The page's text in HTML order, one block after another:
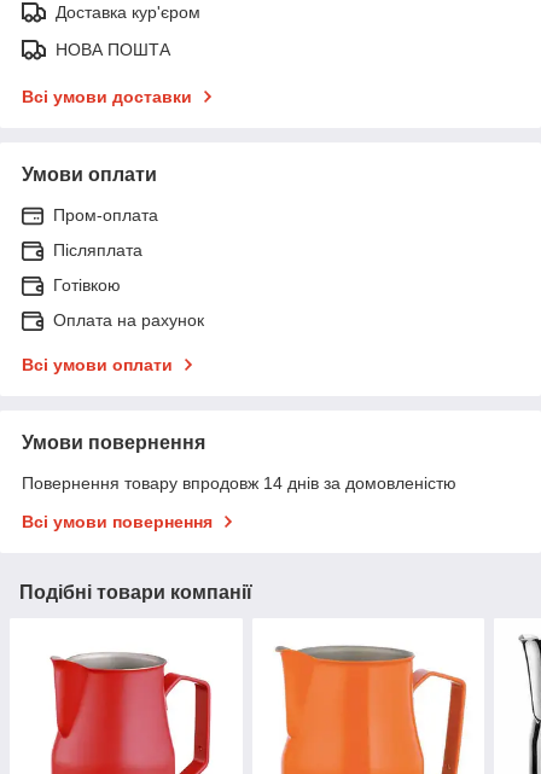
Доставка кур'єром
НОВА ПОШТА
Всі умови доставки
Умови оплати
Пром-оплата
Післяплата
Готівкою
Оплата на рахунок
Всі умови оплати
Умови повернення
Повернення товару впродовж 14 днів за домовленістю
Всі умови повернення
Подібні товари компанії